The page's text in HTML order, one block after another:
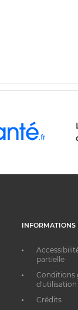
INFORMATIONS
partielle
Conditions
d'utilisation
Crédits